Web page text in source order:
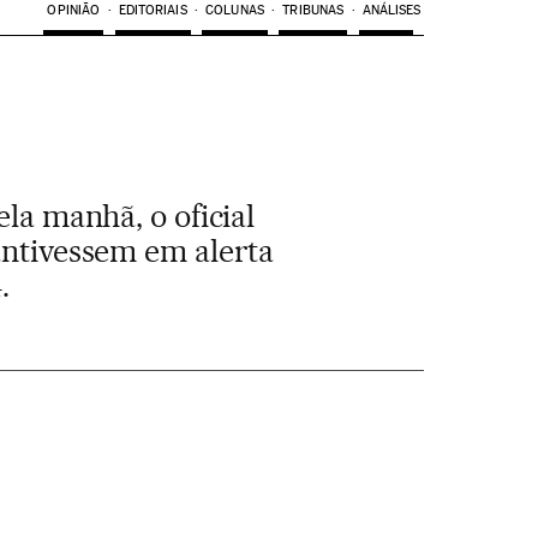
OPINIÃO EDITORIAIS COLUNAS TRIBUNAS ANÁLISES
manhã, o oficial
em alerta